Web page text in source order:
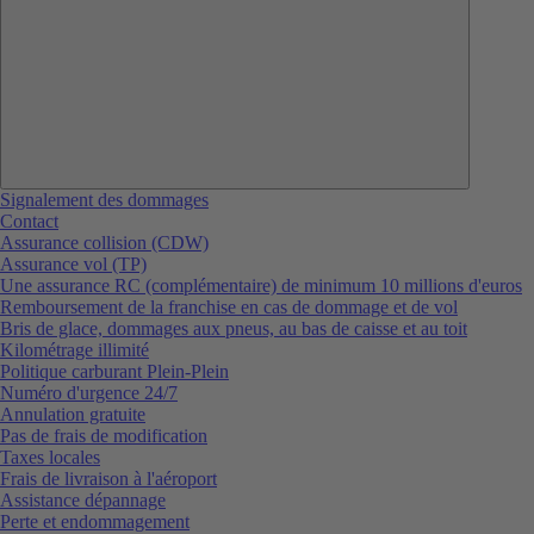
Signalement des dommages
Contact
Assurance collision (CDW)
Assurance vol (TP)
Une assurance RC (complémentaire) de minimum 10 millions d'euros
Remboursement de la franchise en cas de dommage et de vol
Bris de glace, dommages aux pneus, au bas de caisse et au toit
Kilométrage illimité
Politique carburant Plein-Plein
Numéro d'urgence 24/7
Annulation gratuite
Pas de frais de modification
Taxes locales
Frais de livraison à l'aéroport
Assistance dépannage
Perte et endommagement